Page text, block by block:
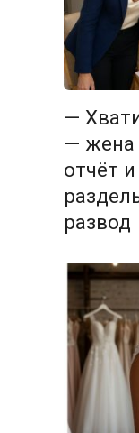
—
— жена
отчёт
развод